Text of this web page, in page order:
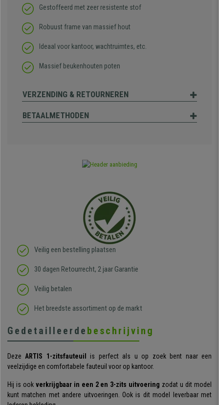
Gestoffeerd met zeer resistente stof
Robuust frame van massief hout
Ideaal voor kantoor, wachtruimtes, etc.
Massief beukenhouten poten
VERZENDING & RETOURNEREN
BETAALMETHODEN
Veilig een bestelling plaatsen
30 dagen Retourrecht, 2 jaar Garantie
Veilig betalen
Het breedste assortiment op de markt
Gedetailleerde beschrijving
DezeARTIS 1-zitsfauteuil
is perfect als u op zoek bent naar een
veelzijdige en comfortabele fauteuil voor op kantoor.
Hij is ook verkrijgbaar in een 2 en 3-zits uitvoering zodat u dit model
kunt matchen met andere uitvoeringen. Ook is dit model leverbaar met